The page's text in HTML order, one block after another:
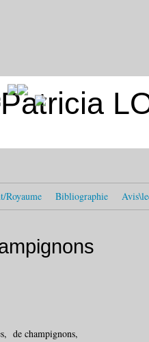
Royaume Bibliographie
de champignons,